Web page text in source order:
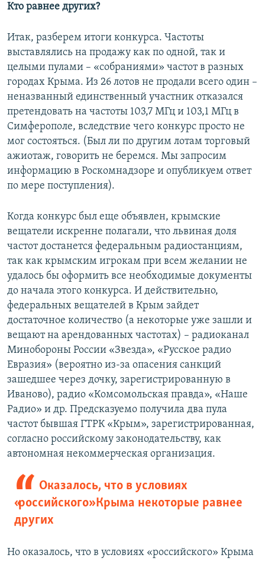
Кто равнее других?
Итак, разберем итоги конкурса. Частоты
выставлялись на продажу как по одной, так и
целыми пулами – «собраниями» частот в разных
городах Крыма. Из 26 лотов не продали всего один –
неназванный единственный участник отказался
претендовать на частоты 103,7 МГц и 103,1 МГц в
Симферополе, вследствие чего конкурс просто не
мог состояться. (Был ли по другим лотам торговый
ажиотаж, говорить не беремся. Мы запросим
информацию в Роскомнадзоре и опубликуем ответ
по мере поступления).
Когда конкурс был еще объявлен, крымские
вещатели искренне полагали, что львиная доля
частот достанется федеральным радиостанциям,
так как крымским игрокам при всем желании не
удалось бы оформить все необходимые документы
до начала этого конкурса. И действительно,
федеральных вещателей в Крым зайдет
достаточное количество (а некоторые уже зашли и
вещают на арендованных частотах) – радиоканал
Минобороны России «Звезда», «Русское радио
Евразия» (вероятно из-за опасения санкций
зашедшее через дочку, зарегистрированную в
Иваново), радио «Комсомольская правда», «Наше
Радио» и др. Предсказуемо получила два пула
частот бывшая ГТРК «Крым», зарегистрированная,
согласно российскому законодательству, как
автономная некоммерческая организация.
Оказалось, что в условиях
«российского» Крыма некоторые равнее
других
Но оказалось, что в условиях «российского» Крыма